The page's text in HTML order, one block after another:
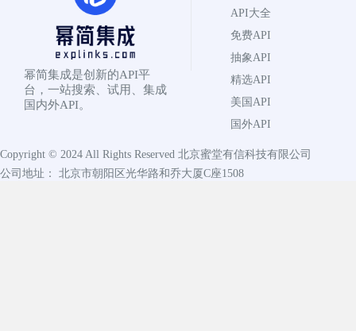
幂简集成是创新的API平
台，一站搜索、试用、集成
国内外API。
API大全
免费API
抽象API
精选API
美国API
国外API
Copyright © 2024 All Rights Reserved 北京蜜堂有信科技有限公司
公司地址： 北京市朝阳区光华路和乔大厦C座1508